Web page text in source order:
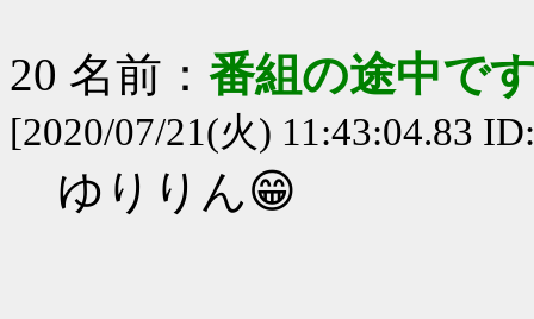
20 名前： 番組の途中で
[2020/07/21(火) 11:43:04.83
ゆりりん😁